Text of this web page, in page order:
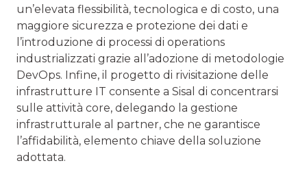
un’elevata flessibilità, tecnologica e di costo, una
maggiore sicurezza e protezione dei dati e
l’introduzione di processi di operations
industrializzati grazie all’adozione di metodologie
DevOps. Infine, il progetto di rivisitazione delle
infrastrutture IT consente a Sisal di concentrarsi
sulle attività core, delegan­do la gestione
infrastrutturale al partner, che ne garantisce
l’affidabilità, elemento chiave della soluzione
adottata.